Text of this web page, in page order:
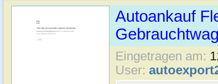
Autoankauf
Eingetragen am:
User: